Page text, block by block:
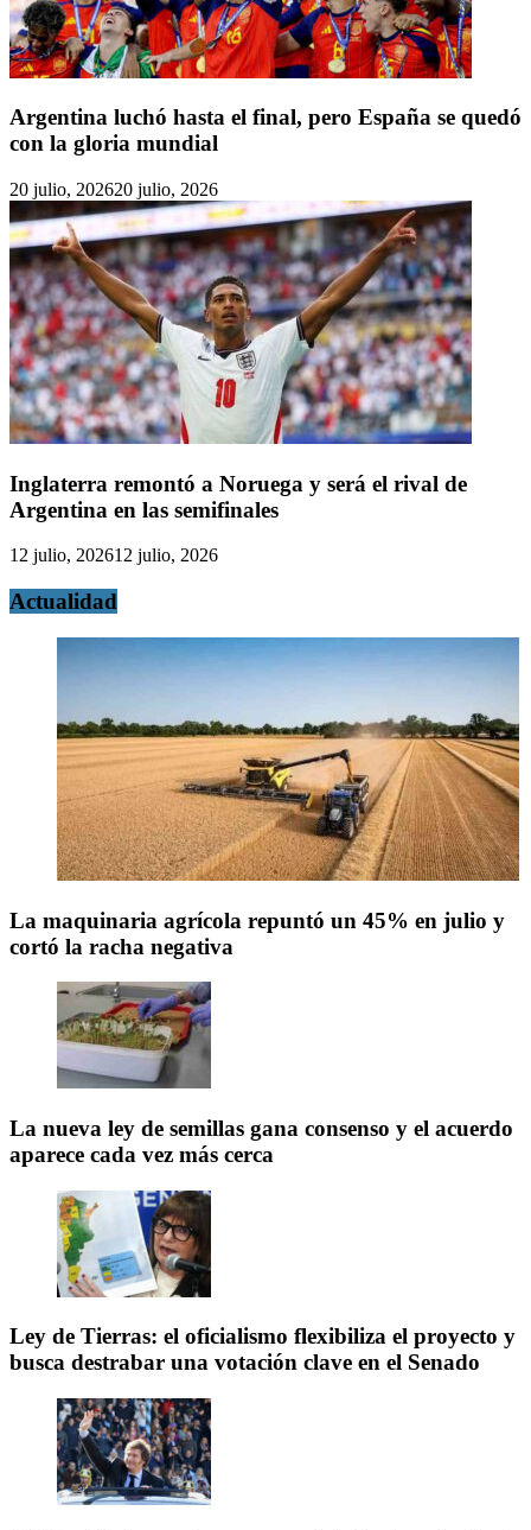
Argentina luchó hasta el final, pero España se quedó
con la gloria mundial
20 julio, 202620 julio, 2026
Inglaterra remontó a Noruega y será el rival de
Argentina en las semifinales
12 julio, 202612 julio, 2026
Actualidad
La maquinaria agrícola repuntó un 45% en julio y
cortó la racha negativa
La nueva ley de semillas gana consenso y el acuerdo
aparece cada vez más cerca
Ley de Tierras: el oficialismo flexibiliza el proyecto y
busca destrabar una votación clave en el Senado